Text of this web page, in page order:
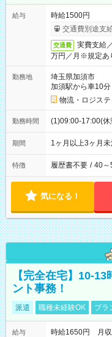
給与
時給1500円
交通費別途支
交通費
実費支給
万円／月※規定あ
勤務地
埼玉県加須市
加須駅から車10分
物流・ロジステ
勤務時間 (1)09:00-17:00(
期間 1ヶ月以上3ヶ月
特徴 履歴書不要 / 40～
気になる！
【完全在宅】10-
ント事務！
派遣 職種未経験OK ブラ
給与
時給1650円 月収